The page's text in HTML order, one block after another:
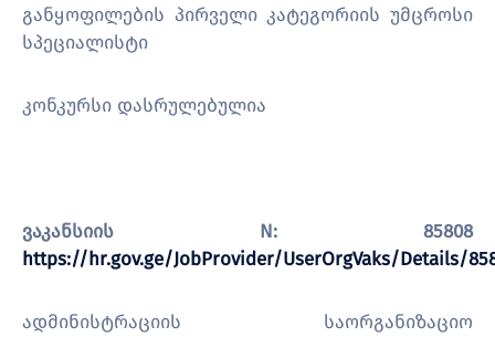
განყოფილების პირველი კატეგორიის უმცროსი
სპეციალისტი
კონკურსი დასრულებულია
ვაკანსიის N: 85808
https://hr.gov.ge/JobProvider/UserOrgVaks/Details/
ადმინისტრაციის საორგანიზაციო